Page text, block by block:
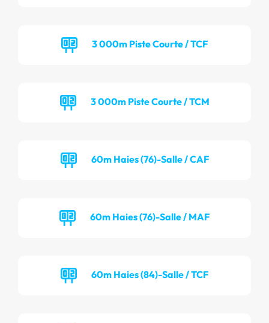
3 000m Piste Courte / TCF
3 000m Piste Courte / TCM
60m Haies (76)-Salle / CAF
60m Haies (76)-Salle / MAF
60m Haies (84)-Salle / TCF